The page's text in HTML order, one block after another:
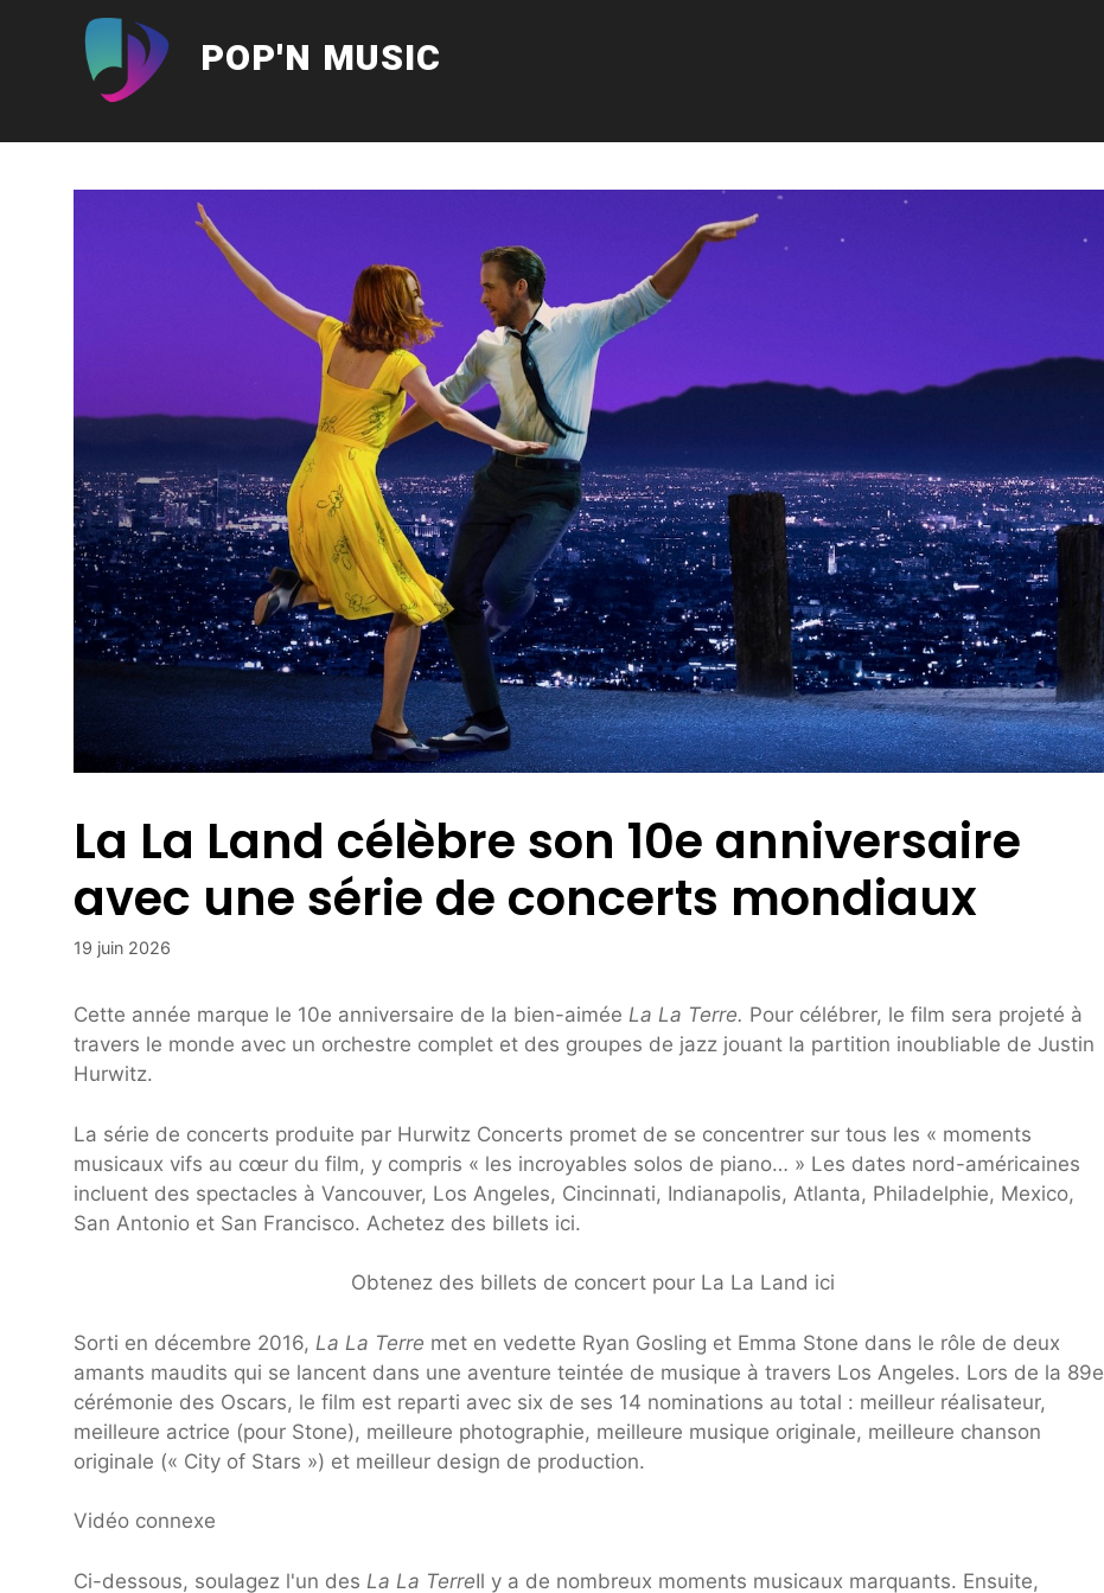
POP'N MUSIC
La La Land célèbre son 10e anniversaire
avec une série de concerts mondiaux
19 juin 2026
Cette année marque le 10e anniversaire de la bien-aimée La La Terre. Pour célébrer, le film sera projeté à
travers le monde avec un orchestre complet et des groupes de jazz jouant la partition inoubliable de Justin
Hurwitz.
La série de concerts produite par Hurwitz Concerts promet de se concentrer sur tous les « moments
musicaux vifs au cœur du film, y compris « les incroyables solos de piano… » Les dates nord-américaines
incluent des spectacles à Vancouver, Los Angeles, Cincinnati, Indianapolis, Atlanta, Philadelphie, Mexico,
San Antonio et San Francisco. Achetez des billets ici.
Obtenez des billets de concert pour La La Land ici
Sorti en décembre 2016, La La Terre met en vedette Ryan Gosling et Emma Stone dans le rôle de deux
amants maudits qui se lancent dans une aventure teintée de musique à travers Los Angeles. Lors de la 89e
cérémonie des Oscars, le film est reparti avec six de ses 14 nominations au total : meilleur réalisateur,
meilleure actrice (pour Stone), meilleure photographie, meilleure musique originale, meilleure chanson
originale (« City of Stars ») et meilleur design de production.
Vidéo connexe
Ci-dessous, soulagez l'un des La La TerreIl y a de nombreux moments musicaux marquants. Ensuite,